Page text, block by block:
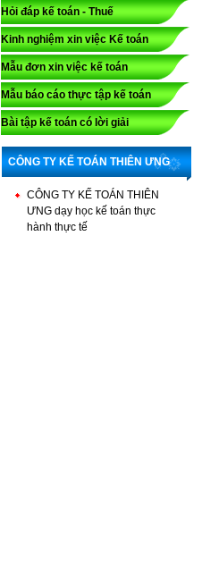
Hỏi đáp kế toán - Thuế
Kinh nghiệm xin việc Kế toán
Mẫu đơn xin việc kế toán
Mẫu báo cáo thực tập kế toán
Bài tập kế toán có lời giải
CÔNG TY KẾ TOÁN THIÊN ƯNG
CÔNG TY KẾ TOÁN THIÊN
ƯNG dạy học kế toán thực
hành thực tế